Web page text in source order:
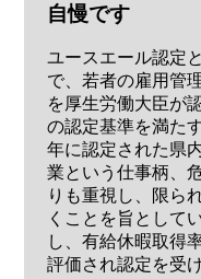
自慢です
ユースエール認定
で、若者の雇用管
を厚生労働大臣が
の認定基準を満た
年に認定された県
業という仕事柄、
りも重視し、限ら
くことを旨として
し、有給休暇取得
評価され認定を受